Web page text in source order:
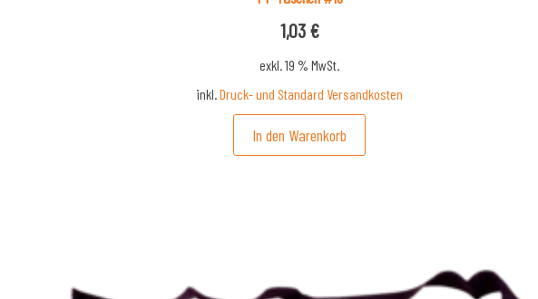
1,03€
exkl. 19 % MwSt.
inkl.Druck- und Standard Versandkosten
In den Warenkorb